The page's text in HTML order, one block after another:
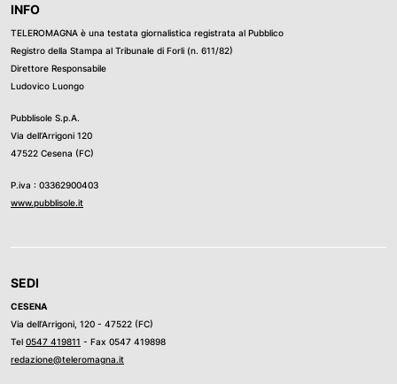
INFO
TELEROMAGNA è una testata giornalistica registrata al Pubblico
Registro della Stampa al Tribunale di Forli (n. 611/82)
Direttore Responsabile
Ludovico Luongo
Pubblisole S.p.A.
Via dell’Arrigoni 120
47522 Cesena (FC)
P.iva : 03362900403
www.pubblisole.it
SEDI
CESENA
Via dell’Arrigoni, 120 - 47522 (FC)
Tel 0547 419811 - Fax 0547 419898
redazione@teleromagna.it